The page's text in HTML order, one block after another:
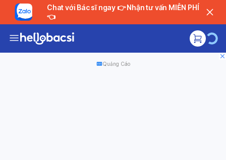
Chat với Bác sĩ ngay 👉 Nhận tư vấn MIỄN PHÍ
👈
Quảng Cáo